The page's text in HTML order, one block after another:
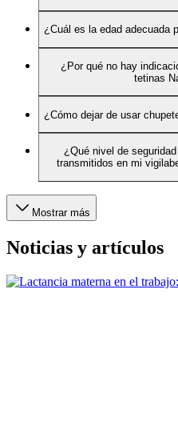
¿Cuál es la edad adecuada
¿Por qué no hay
tetinas
¿Cómo dejar de usar
¿Qué nivel de
transmitidos en mi
Mostrar más
Noticias y artículos